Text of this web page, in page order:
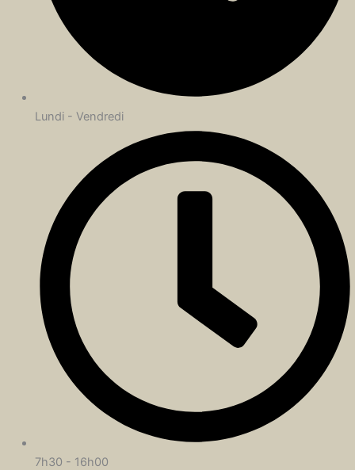
Lundi - Vendredi
7h30 - 16h00